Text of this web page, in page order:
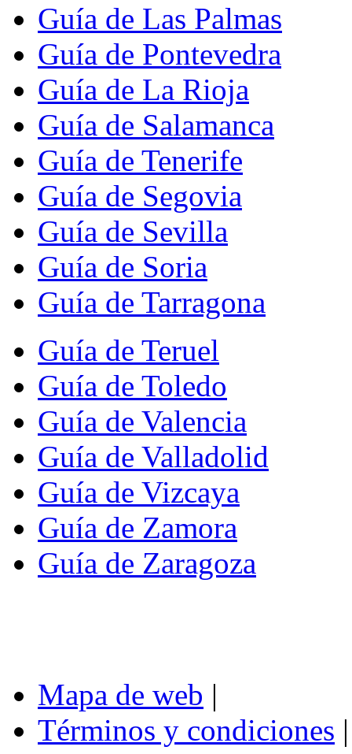
Guía de Las Palmas
Guía de Pontevedra
Guía de La Rioja
Guía de Salamanca
Guía de Tenerife
Guía de Segovia
Guía de Sevilla
Guía de Soria
Guía de Tarragona
Guía de Teruel
Guía de Toledo
Guía de Valencia
Guía de Valladolid
Guía de Vizcaya
Guía de Zamora
Guía de Zaragoza
Mapa de web |
Términos y condiciones |